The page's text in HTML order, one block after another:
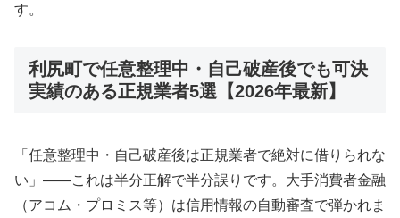
す。
利尻町で任意整理中・自己破産後でも可決
実績のある正規業者5選【2026年最新】
「任意整理中・自己破産後は正規業者で絶対に借りられな
い」——これは半分正解で半分誤りです。大手消費者金融
（アコム・プロミス等）は信用情報の自動審査で弾かれま